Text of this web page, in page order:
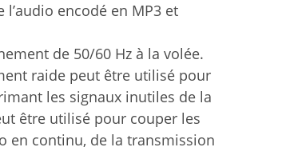
encodé en MP3 et
de 50/60 Hz à la volée.
raide peut être utilisé pour
les signaux inutiles de la
être utilisé pour couper les
en continu, de la transmission